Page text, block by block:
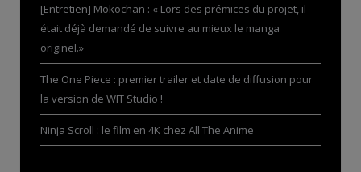
[Entretien] Mokochan : « Lors des prémices du projet, il
était déjà demandé de suivre au mieux le manga
originel.»
The One Piece : premier trailer et date de diffusion pour
la version de WIT Studio !
Ninja Scroll : le film en 4K chez All The Anime